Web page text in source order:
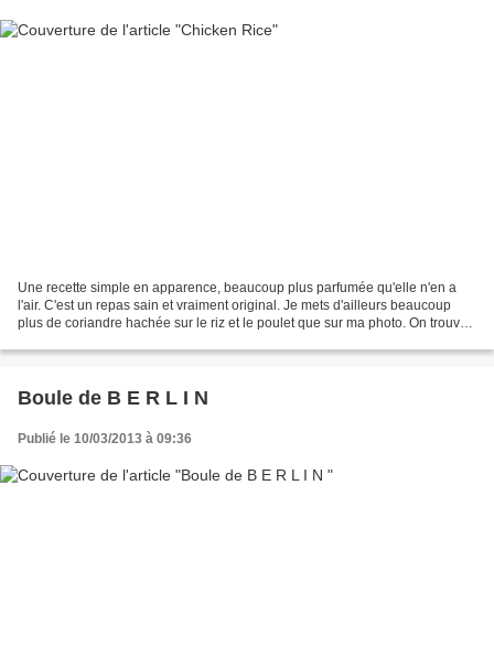
Une recette simple en apparence, beaucoup plus parfumée qu'elle n'en a
l'air. C'est un repas sain et vraiment original. Je mets d'ailleurs beaucoup
plus de coriandre hachée sur le riz et le poulet que sur ma photo. On trouve
Boule de B E R L I N
Publié le 10/03/2013 à 09:36